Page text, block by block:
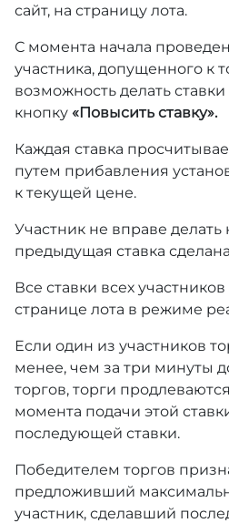
сайт, на страницу лота.
С момента начала
участника, допущенного к
возможность делать
кнопку «Повысить ставку».
Каждая ставка
путем прибавления
к текущей цене.
Участник не вправе делать
предыдущая ставка
Все ставки всех
странице лота в режиме
Если один из участников
менее, чем за три минуты
торгов, торги
момента подачи этой
последующей ставки.
Победителем торгов
предложивший
участник, сделавший